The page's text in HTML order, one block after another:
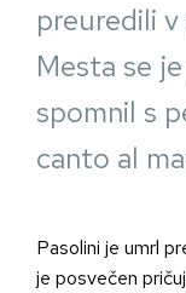
preuredili
Mesta se
spomnil s
canto al
Pasolini je umrl
je posvečen